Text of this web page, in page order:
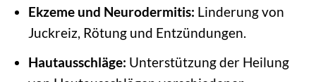
Ekzeme und Neurodermitis: Linderung von
Juckreiz, Rötung und Entzündungen.
Hautausschläge: Unterstützung der Heilung